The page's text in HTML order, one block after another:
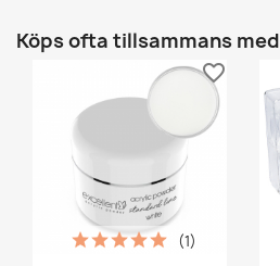
Köps ofta tillsammans med
(1)
favorite_border